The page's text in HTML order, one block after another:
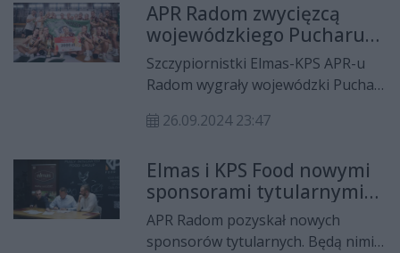
APR Radom zwycięzcą
wojewódzkiego Pucharu
Polski!
Szczypiornistki Elmas-KPS APR-u
Radom wygrały wojewódzki Puchar
finale Handball Warszawa, 39:28.
26.09.2024 23:47
Elmas i KPS Food nowymi
sponsorami tytularnymi
APR-u Radom!
APR Radom pozyskał nowych
sponsorów tytularnych. Będą nimi